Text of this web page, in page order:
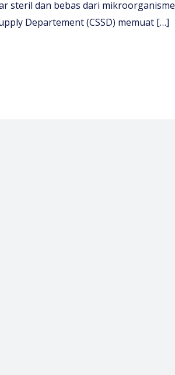
steril dan bebas dari mikroorganisme
Departement (CSSD) memuat […]